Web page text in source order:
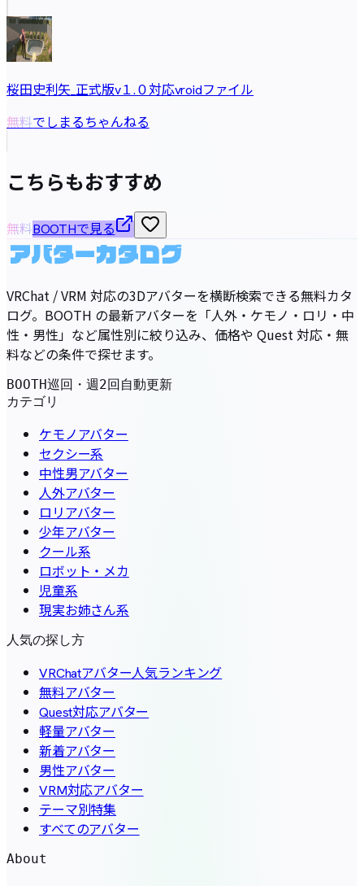
桜田史利矢_正式版v１.０対応vroidファイル
無料でしまるちゃんねる
こちらもおすすめ
無料BOOTHで見る
VRChat / VRM 対応の3Dアバターを横断検索できる無料カタ
ログ。BOOTH の最新アバターを「人外・ケモノ・ロリ・中
性・男性」など属性別に絞り込み、価格や Quest 対応・無
料などの条件で探せます。
BOOTH巡回・週2回自動更新
カテゴリ
ケモノアバター
セクシー系
中性男アバター
人外アバター
ロリアバター
少年アバター
クール系
ロボット・メカ
児童系
現実お姉さん系
人気の探し方
VRChatアバター人気ランキング
無料アバター
Quest対応アバター
軽量アバター
新着アバター
男性アバター
VRM対応アバター
テーマ別特集
すべてのアバター
About